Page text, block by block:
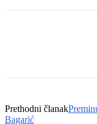
Prethodni članak
Bagarić